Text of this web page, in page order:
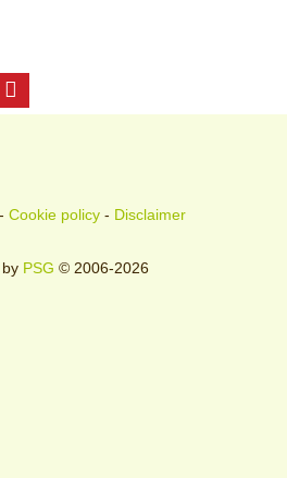
Cookie policy- Disclaimer
PSG © 2006-2026